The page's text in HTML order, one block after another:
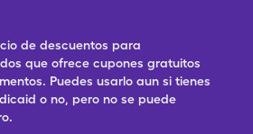
de descuentos para
que ofrece cupones gratuitos
Puedes usarlo aun si tienes
o no, pero no se puede